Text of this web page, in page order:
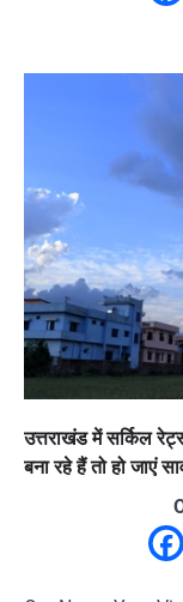
उत्तराखंड में सर्किल
बना रहे हैं तो हो जाएं